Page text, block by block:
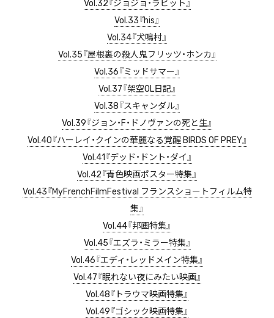
Vol.32『ジョジョ・ラビット』
Vol.33『his』
Vol.34『犬鳴村』
Vol.35『屋根裏の殺人鬼フリッツ・ホンカ』
Vol.36『ミッドサマー』
Vol.37『架空OL日記』
Vol.38『スキャンダル』
Vol.39『ジョン・F・ドノヴァンの死と生』
Vol.40『ハーレイ・クインの華麗なる覚醒 BIRDS OF PREY』
Vol.41『デッド・ドント・ダイ』
Vol.42『青色映画ポスター特集』
Vol.43『MyFrenchFilmFestival フランスショートフィルム特
集』
Vol.44『邦画特集』
Vol.45『エズラ・ミラー特集』
Vol.46『エディ・レッドメイン特集』
Vol.47『眠れない夜にみたい映画』
Vol.48『トラウマ映画特集』
Vol.49『ゴシック映画特集』